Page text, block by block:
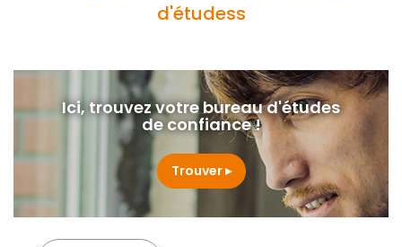
d'étudess
Ici, trouvez votre bureau d'études
de confiance !
Trouver